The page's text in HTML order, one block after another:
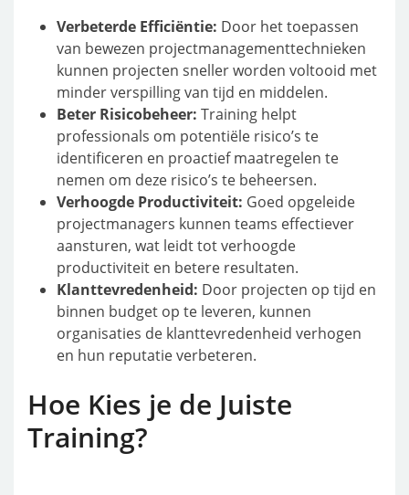
Verbeterde Efficiëntie: Door het toepassen
van bewezen projectmanagementtechnieken
kunnen projecten sneller worden voltooid met
minder verspilling van tijd en middelen.
Beter Risicobeheer: Training helpt
professionals om potentiële risico’s te
identificeren en proactief maatregelen te
nemen om deze risico’s te beheersen.
Verhoogde Productiviteit: Goed opgeleide
projectmanagers kunnen teams effectiever
aansturen, wat leidt tot verhoogde
productiviteit en betere resultaten.
Klanttevredenheid: Door projecten op tijd en
binnen budget op te leveren, kunnen
organisaties de klanttevredenheid verhogen
en hun reputatie verbeteren.
Hoe Kies je de Juiste
Training?